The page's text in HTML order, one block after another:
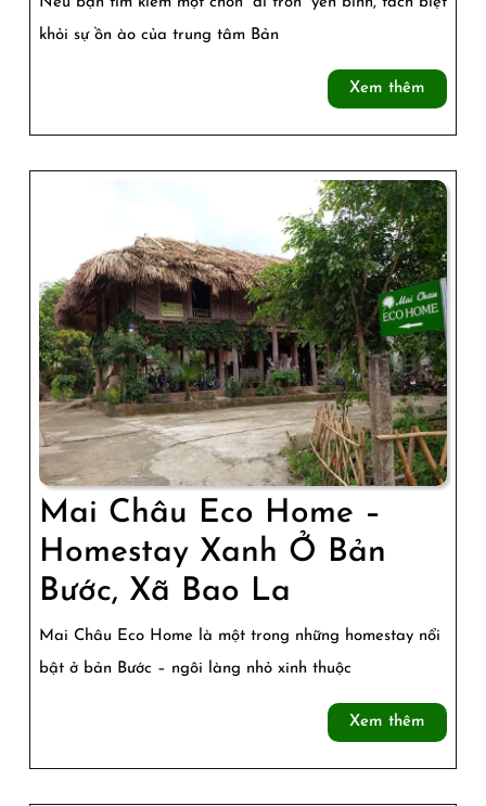
Châu
Dưỡng
Yên
Bình
khỏi sự ồn ào của trung tâm Bản
Xem thêm
thêm
Mai Châu Eco Home –
Homestay Xanh Ở Bản
Bước, Xã Bao La
Châu
Eco
Home
Mai Châu Eco Home là một trong những homestay nổi
bật ở bản Bước – ngôi làng nhỏ xinh thuộc
Xem thêm
thêm